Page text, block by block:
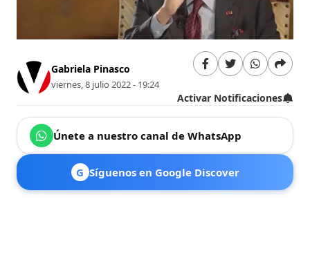
Gabriela Pinasco
viernes, 8 julio 2022 - 19:24
Activar Notificaciones
Únete a nuestro canal de WhatsApp
G Síguenos en Google Discover